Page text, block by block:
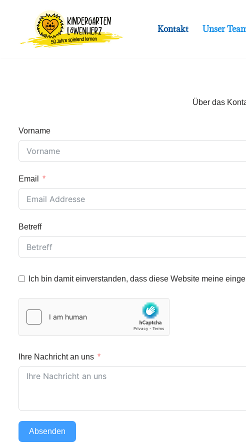
Inhalt
Kontakt Unser
Über das
Vorname
Email
Betreff
Ich bin damit einverstanden, dass diese Website meine
Ihre Nachricht an uns
Absenden